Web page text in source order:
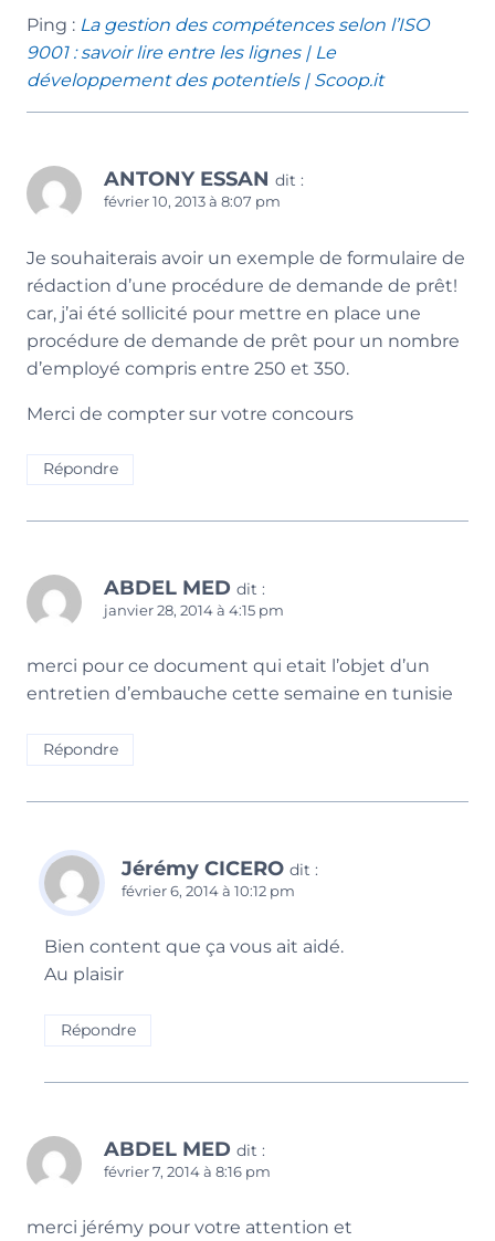
Ping : La gestion des compétences selon l’ISO
9001 : savoir lire entre les lignes | Le
développement des potentiels | Scoop.it
ANTONY ESSAN dit :
février 10, 2013 à 8:07 pm
Je souhaiterais avoir un exemple de formulaire de
rédaction d’une procédure de demande de prêt!
car, j’ai été sollicité pour mettre en place une
procédure de demande de prêt pour un nombre
d’employé compris entre 250 et 350.
Merci de compter sur votre concours
Répondre
ABDEL MED dit :
janvier 28, 2014 à 4:15 pm
merci pour ce document qui etait l’objet d’un
entretien d’embauche cette semaine en tunisie
Répondre
Jérémy CICERO dit :
février 6, 2014 à 10:12 pm
Bien content que ça vous ait aidé.
Au plaisir
Répondre
ABDEL MED dit :
février 7, 2014 à 8:16 pm
merci jérémy pour votre attention et